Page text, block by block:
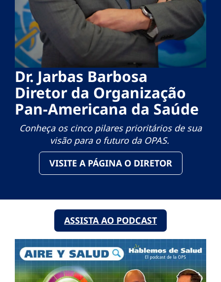
Dr. Jarbas Barbosa
Diretor da Organização
Pan-Americana da Saúde
Conheça os cinco pilares prioritários de sua
visão para o futuro da OPAS.
VISITE A PÁGINA O DIRETOR
ASSISTA AO PODCAST